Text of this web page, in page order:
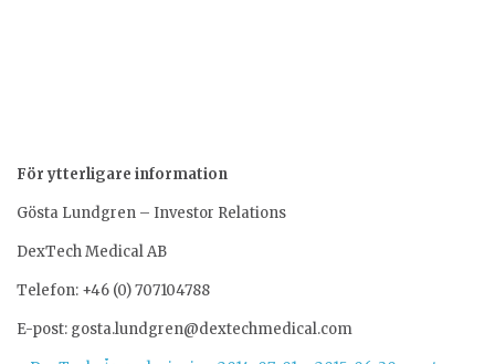
För ytterligare information
Gösta Lundgren – Investor Relations
DexTech Medical AB
Telefon: +46 (0) 707104788
E-post: gosta.lundgren@dextechmedical.com